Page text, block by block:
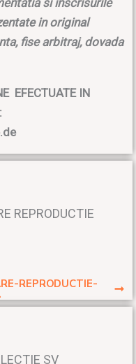
si inscrisurile
in original
fise arbitraj, dovada
EFECTUATE IN
REPRODUCTIE
REPRODUCTIE-
SV